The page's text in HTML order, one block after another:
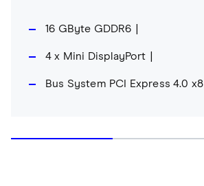
16 GByte GDDR6
4 x Mini DisplayPort
Bus System PCI Express 4.0 x8